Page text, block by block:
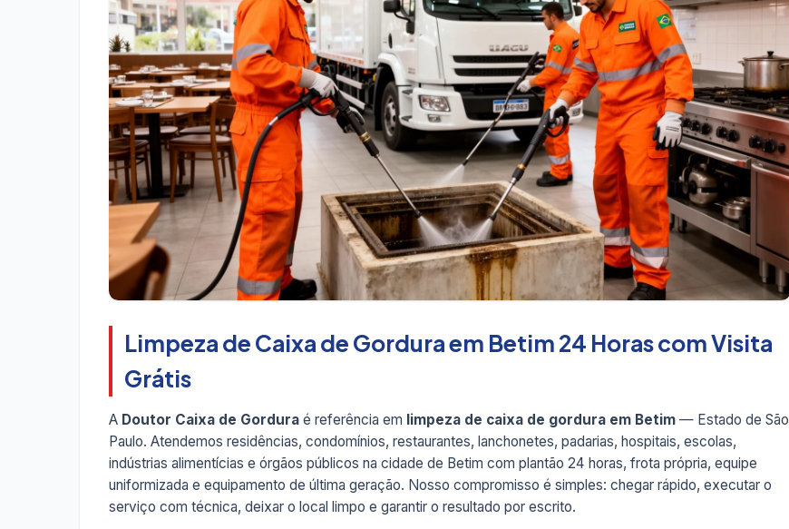
Limpeza de Caixa de Gordura em Betim 24 Horas com Visita
Grátis
A Doutor Caixa de Gordura é referência em limpeza de caixa de gordura em Betim — Estado de São
Paulo. Atendemos residências, condomínios, restaurantes, lanchonetes, padarias, hospitais, escolas,
indústrias alimentícias e órgãos públicos na cidade de Betim com plantão 24 horas, frota própria, equipe
uniformizada e equipamento de última geração. Nosso compromisso é simples: chegar rápido, executar o
serviço com técnica, deixar o local limpo e garantir o resultado por escrito.